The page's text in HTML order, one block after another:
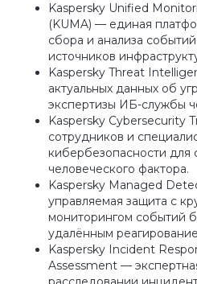
Kaspersky Unified
(KUMA) — единая
сбора и анализа
источников
Kaspersky Threat
актуальных данных об
экспертизы ИБ-службы
Kaspersky Cybersecurity
сотрудников и
кибербезопасности для
человеческого фактора.
Kaspersky Managed
управляемая защита с
мониторингом событий
удалённым
Kaspersky Incident
Assessment —